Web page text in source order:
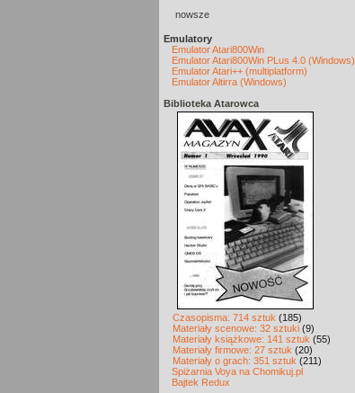
nowsze
Emulatory
Emulator Atari800Win
Emulator Atari800Win PLus 4.0 (Windows)
Emulator Atari++ (multiplatform)
Emulator Altirra (Windows)
Biblioteka Atarowca
Czasopisma: 714 sztuk (185)
Materiały scenowe: 32 sztuki (9)
Materiały książkowe: 141 sztuk (55)
Materiały firmowe: 27 sztuk (20)
Materiały o grach: 351 sztuk (211)
Spiżarnia Voya na Chomikuj.pl
Bajtek Redux